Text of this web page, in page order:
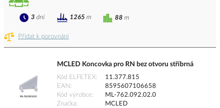
Přidat k porovnání
88 m
3 dní 1265 m
MCLED Koncovka pro RN bez otvoru stříbrná
Kód ELFETEX
11.377.815
EAN
8595607106658
Kód výrobce
ML-762.092.02.0
Značka
MCLED